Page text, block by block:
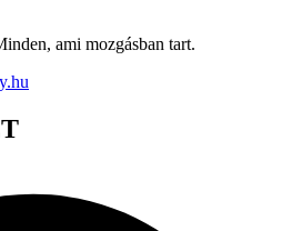
ami mozgásban tart.